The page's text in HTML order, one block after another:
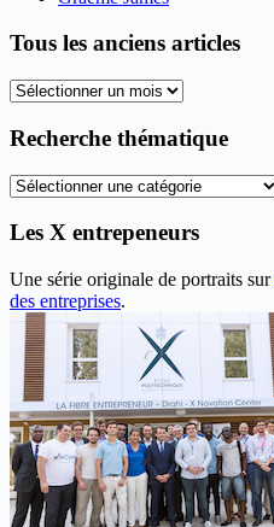
Tous les anciens articles
Tous
anciens
Recherche thématique
Recherche
Les X entrepeneurs
Une série originale de portraits sur
des entreprises.